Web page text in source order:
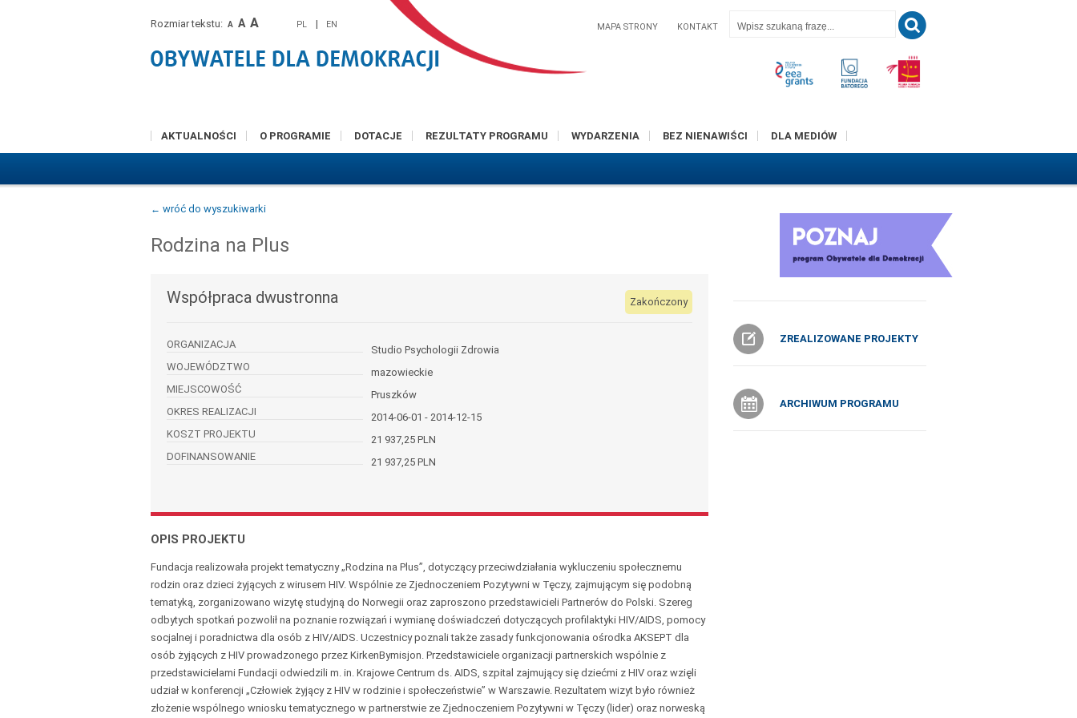
Rozmiar tekstu: A A A PL | EN MAPA STRONY KONTAKT
AKTUALNOŚCI O PROGRAMIE DOTACJE REZULTATY PROGRAMU WYDARZENIA BEZ NIENAWIŚCI DLA MEDIÓW
← wróć do wyszukiwarki
Rodzina na Plus
Współpraca dwustronna Zakończony
ORGANIZACJA
Studio Psychologii Zdrowia
WOJEWÓDZTWO
mazowieckie
MIEJSCOWOŚĆ
Pruszków
OKRES REALIZACJI
2014-06-01 - 2014-12-15
KOSZT PROJEKTU
21 937,25 PLN
DOFINANSOWANIE
21 937,25 PLN
OPIS PROJEKTU
Fundacja realizowała projekt tematyczny „Rodzina na Plus”, dotyczący przeciwdziałania wykluczeniu społecznemu
rodzin oraz dzieci żyjących z wirusem HIV. Wspólnie ze Zjednoczeniem Pozytywni w Tęczy, zajmującym się podobną
tematyką, zorganizowano wizytę studyjną do Norwegii oraz zaproszono przedstawicieli Partnerów do Polski. Szereg
odbytych spotkań pozwolił na poznanie rozwiązań i wymianę doświadczeń dotyczących profilaktyki HIV/AIDS, pomocy
socjalnej i poradnictwa dla osób z HIV/AIDS. Uczestnicy poznali także zasady funkcjonowania ośrodka AKSEPT dla
osób żyjących z HIV prowadzonego przez KirkenBymisjon. Przedstawiciele organizacji partnerskich wspólnie z
przedstawicielami Fundacji odwiedzili m. in. Krajowe Centrum ds. AIDS, szpital zajmujący się dziećmi z HIV oraz wzięli
udział w konferencji „Człowiek żyjący z HIV w rodzinie i społeczeństwie” w Warszawie. Rezultatem wizyt było również
złożenie wspólnego wniosku tematycznego w partnerstwie ze Zjednoczeniem Pozytywni w Tęczy (lider) oraz norweską
ZREALIZOWANE PROJEKTY
ARCHIWUM PROGRAMU